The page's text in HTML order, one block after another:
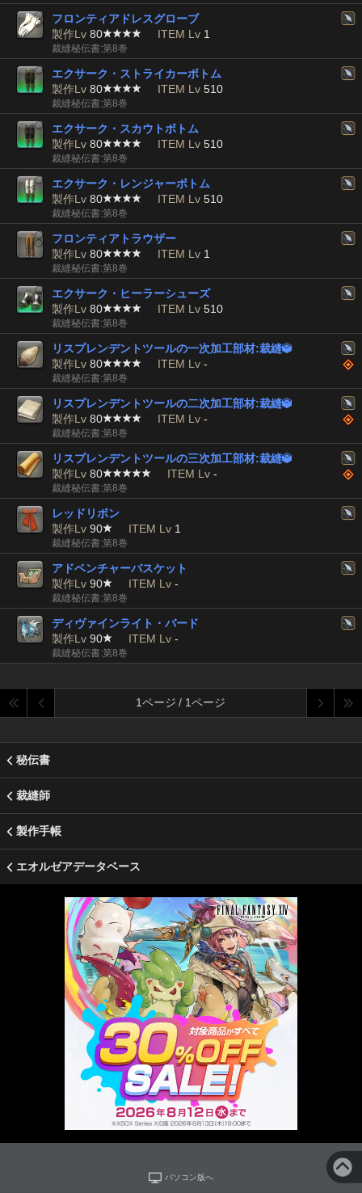
フロンティアドレスグローブ
製作Lv 80 ITEM Lv 1
裁縫秘伝書:第8巻
エクサーク・ストライカーボトム
製作Lv 80 ITEM Lv 510
裁縫秘伝書:第8巻
エクサーク・スカウトボトム
製作Lv 80 ITEM Lv 510
裁縫秘伝書:第8巻
エクサーク・レンジャーボトム
製作Lv 80 ITEM Lv 510
裁縫秘伝書:第8巻
フロンティアトラウザー
製作Lv 80 ITEM Lv 1
裁縫秘伝書:第8巻
エクサーク・ヒーラーシューズ
製作Lv 80 ITEM Lv 510
裁縫秘伝書:第8巻
リスプレンデントツールの一次加工部材:裁縫
製作Lv 80 ITEM Lv -
裁縫秘伝書:第8巻
リスプレンデントツールの二次加工部材:裁縫
製作Lv 80 ITEM Lv -
裁縫秘伝書:第8巻
リスプレンデントツールの三次加工部材:裁縫
製作Lv 80 ITEM Lv -
裁縫秘伝書:第8巻
レッドリボン
製作Lv 90 ITEM Lv 1
裁縫秘伝書:第8巻
アドベンチャーバスケット
製作Lv 90 ITEM Lv -
裁縫秘伝書:第8巻
ディヴァインライト・バード
製作Lv 90 ITEM Lv -
裁縫秘伝書:第8巻
1ページ / 1ページ
秘伝書
裁縫師
製作手帳
エオルゼアデータベース
パソコン版へ